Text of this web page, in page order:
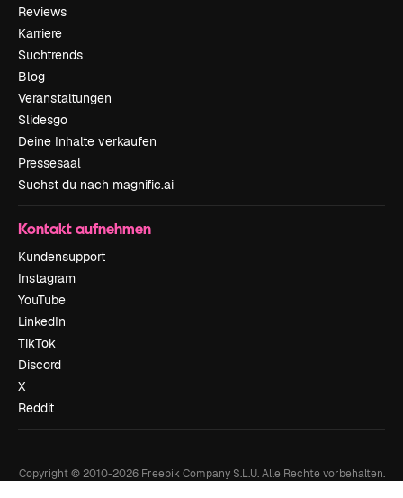
Reviews
Karriere
Suchtrends
Blog
Veranstaltungen
Slidesgo
Deine Inhalte verkaufen
Pressesaal
Suchst du nach magnific.ai
Kontakt aufnehmen
Kundensupport
Instagram
YouTube
LinkedIn
TikTok
Discord
X
Reddit
Copyright © 2010-2026Freepik Company S.L.U. Alle Rechte vorbehalten.